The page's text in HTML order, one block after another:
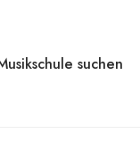
suchen